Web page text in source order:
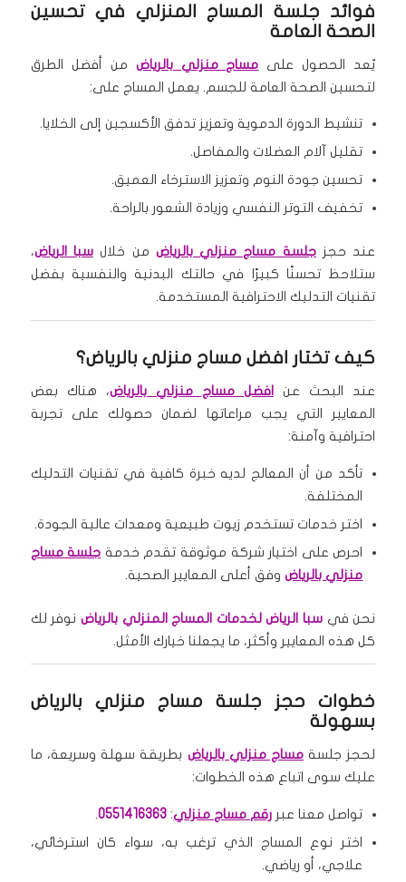
فوائد جلسة المساج المنزلي في تحسين
الصحة العامة
يُعد الحصول على مساج منزلي بالرياض من أفضل الطرق
لتحسين الصحة العامة للجسم. يعمل المساج على:
تنشيط الدورة الدموية وتعزيز تدفق الأكسجين إلى الخلايا.
تقليل آلام العضلات والمفاصل.
تحسين جودة النوم وتعزيز الاسترخاء العميق.
تخفيف التوتر النفسي وزيادة الشعور بالراحة.
عند حجزجلسة مساج منزلي بالرياض من خلالسبا الرياض،
ستلاحظ تحسنًا كبيرًا في حالتك البدنية والنفسية بفضل
تقنيات التدليك الاحترافية المستخدمة.
كيف تختار افضل مساج منزلي بالرياض؟
عند البحث عن افضل مساج منزلي بالرياض، هناك بعض
المعايير التي يجب مراعاتها لضمان حصولك على تجربة
احترافية وآمنة:
تأكد من أن المعالج لديه خبرة كافية في تقنيات التدليك
المختلفة.
اختر خدمات تستخدم زيوت طبيعية ومعدات عالية الجودة.
احرص على اختيار شركة موثوقة تقدم خدمة جلسة مساج
منزلي بالرياضوفق أعلى المعايير الصحية.
نحن في سبا الرياض لخدمات المساج المنزلي بالرياض نوفر لك
كل هذه المعايير وأكثر، ما يجعلنا خيارك الأمثل.
خطوات حجز جلسة مساج منزلي بالرياض
بسهولة
لحجز جلسةمساج منزلي بالرياض بطريقة سهلة وسريعة، ما
عليك سوى اتباع هذه الخطوات:
تواصل معنا عبر رقم مساج منزلي:
0551416363
.
اختر نوع المساج الذي ترغب به، سواء كان استرخائي،
علاجي، أو رياضي.